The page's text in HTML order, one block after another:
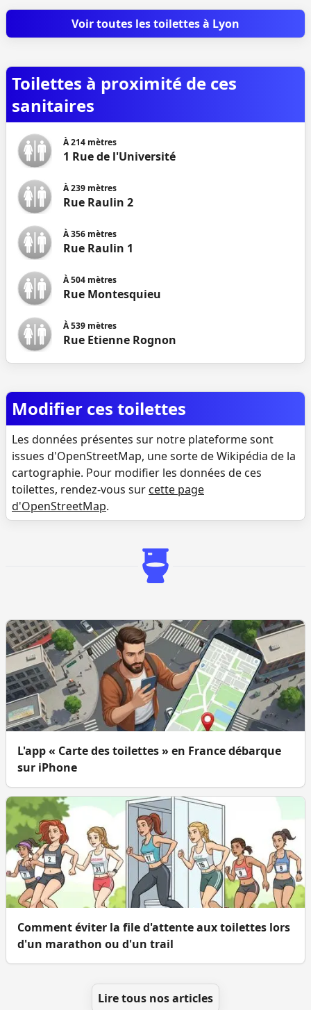
Voir toutes les toilettes à Lyon
Toilettes à proximité de ces
sanitaires
À214 mètres
1 Rue de l'Université
À239 mètres
Rue Raulin 2
À356 mètres
Rue Raulin 1
À504 mètres
Rue Montesquieu
À539 mètres
Rue Etienne Rognon
Modifier ces toilettes
Les données présentes sur notre plateforme sont
issues d'OpenStreetMap, une sorte de Wikipédia de la
cartographie. Pour modifier les données de ces
toilettes, rendez-vous sur cette page
d'OpenStreetMap.
L'app « Carte des toilettes » en France débarque
sur iPhone
Comment éviter la file d'attente aux toilettes lors
d'un marathon ou d'un trail
Lire tous nos articles